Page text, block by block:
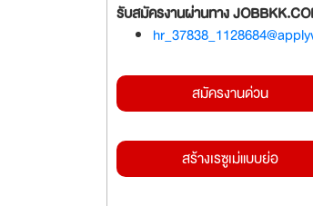
รับสมัครงานผ่านทาง
สมัครงานด่วน
สร้างเรซูเม่แบบย่อ